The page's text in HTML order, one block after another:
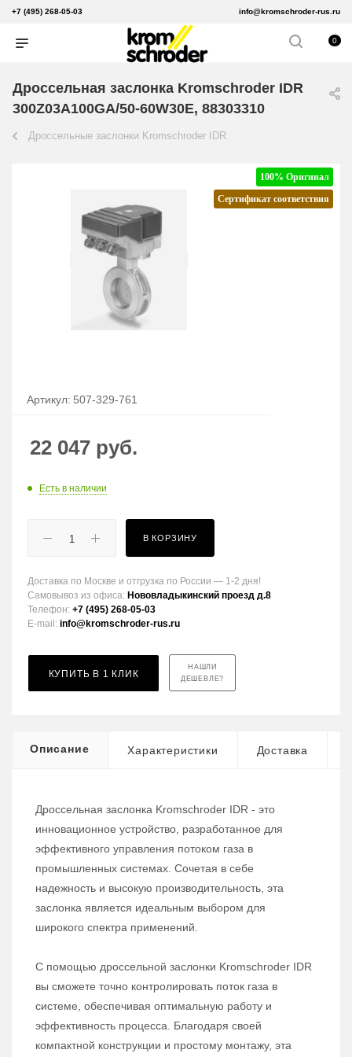
+7 (495) 268-05-03 info@kromschroder-rus.ru
0
Дроссельная заслонка Kromschroder IDR
300Z03A100GA/50-60W30E, 88303310
Дроссельные заслонки Kromschroder IDR
100% Оригинал
Сертификат соответствия
Артикул: 507-329-761
22 047 руб.
Есть в наличии
В КОРЗИНУ
Доставка по Москве и отгрузка по России — 1-2 дня!
Самовывоз из офиса: Нововладыкинский проезд д.8
Телефон: +7 (495) 268-05-03
E-mail: info@kromschroder-rus.ru
КУПИТЬ В 1 КЛИК
НАШЛИ
ДЕШЕВЛЕ?
Описание Характеристики Доставка
Дроссельная заслонка Kromschroder IDR - это
инновационное устройство, разработанное для
эффективного управления потоком газа в
промышленных системах. Сочетая в себе
надежность и высокую производительность, эта
заслонка является идеальным выбором для
широкого спектра применений.
С помощью дроссельной заслонки Kromschroder IDR
вы сможете точно контролировать поток газа в
системе, обеспечивая оптимальную работу и
эффективность процесса. Благодаря своей
компактной конструкции и простому монтажу, эта